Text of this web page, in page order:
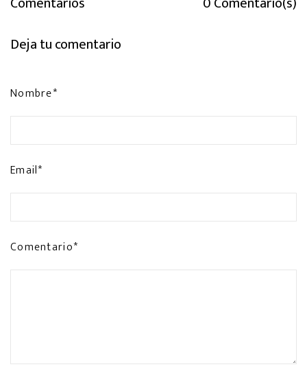
Deja tu comentario
Nombre*
Email*
Comentario*